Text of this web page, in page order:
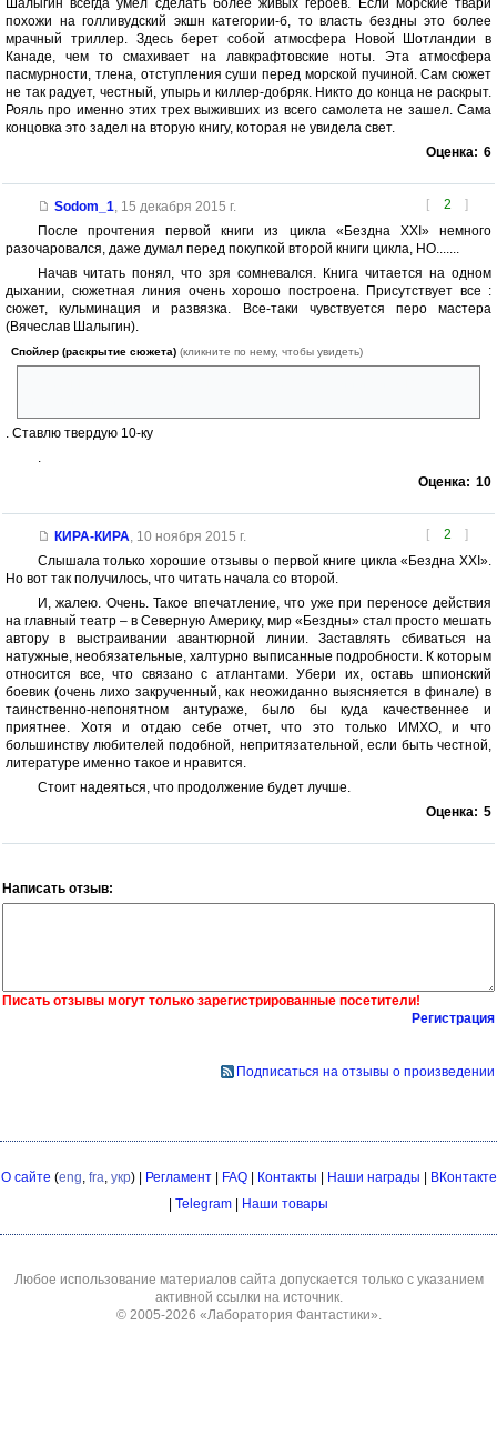
похожи на голливудский экшн категории-б, то власть бездны это более
мрачный триллер. Здесь берет собой атмосфера Новой Шотландии в
Канаде, чем то смахивает на лавкрафтовские ноты. Эта атмосфера
пасмурности, тлена, отступления суши перед морской пучиной. Сам сюжет
не так радует, честный, упырь и киллер-добряк. Никто до конца не раскрыт.
Рояль про именно этих трех выживших из всего самолета не зашел. Сама
концовка это задел на вторую книгу, которая не увидела свет.
Оценка: 6
[ 2 ]
Sodom_1 15 декабря 2015 г.
После прочтения первой книги из цикла «Бездна XXI» немного
разочаровался, даже думал перед покупкой второй книги цикла, НО.......
Начав читать понял, что зря сомневался. Книга читается на одном
дыхании, сюжетная линия очень хорошо построена. Присутствует все :
сюжет, кульминация и развязка. Все-таки чувствуется перо мастера
(Вячеслав Шалыгин).
Спойлер (раскрытие сюжета) (кликните по нему, чтобы увидеть)
. Ставлю твердую 10-ку
Оценка: 10
[ 2 ]
КИРА-КИРА 10 ноября 2015 г.
Слышала только хорошие отзывы о первой книге цикла «Бездна XXI».
Но вот так получилось, что читать начала со второй.
И, жалею. Очень. Такое впечатление, что уже при переносе действия
на главный театр – в Северную Америку, мир «Бездны» стал просто мешать
автору в выстраивании авантюрной линии. Заставлять сбиваться на
натужные, необязательные, халтурно выписанные подробности. К которым
относится все, что связано с атлантами. Убери их, оставь шпионский
боевик (очень лихо закрученный, как неожиданно выясняется в финале) в
таинственно-непонятном антураже, было бы куда качественнее и
приятнее. Хотя и отдаю себе отчет, что это только ИМХО, и что
большинству любителей подобной, непритязательной, если быть честной,
литературе именно такое и нравится.
Стоит надеяться, что продолжение будет лучше.
Оценка: 5
Написать отзыв:
Писать отзывы могут только зарегистрированные посетители!
Регистрация
Подписаться на отзывы о произведении
О сайте (eng fra укр) | Регламент| FAQ| Контакты | Наши награды | ВКонтакте
| Telegram | Наши товары
Любое использование материалов сайта допускается только с указанием
активной ссылки на источник.
© 2005-2026 «Лаборатория Фантастики»